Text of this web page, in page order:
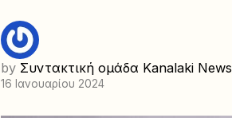
by Συντακτική ομάδα Kanalaki News
16 Ιανουαρίου 2024